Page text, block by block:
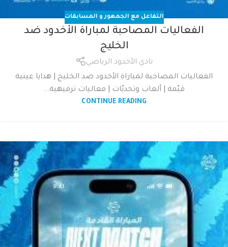
التفاعل مع الجمهور و المسابقات
الفعاليات المصاحبة لمباراة الأخدود ضد
الخليج
نادي الأخدود الرياضي
الفعاليات المصاحبة لمباراة الأخدود ضد الخليج | هدايا عينية
قيّمة | ألعاب وتحديّات | فعاليات ترفيهية...
CONTINUE READING